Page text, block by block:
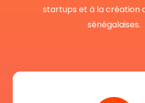
startups et à la création
sénégalaises.